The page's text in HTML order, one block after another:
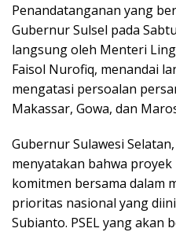
Penandatanganan yang
Gubernur Sulsel pada
langsung oleh Menteri
Faisol Nurofiq, menandai
mengatasi persoalan
Makassar, Gowa, dan
Gubernur Sulawesi
menyatakan bahwa
komitmen bersama dalam
prioritas nasional yang
Subianto. PSEL yang akan